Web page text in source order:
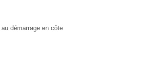
démarrage en côte